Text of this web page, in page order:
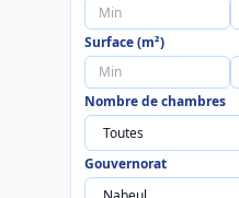
Surface (m²)
Nombre de chambres
Gouvernorat